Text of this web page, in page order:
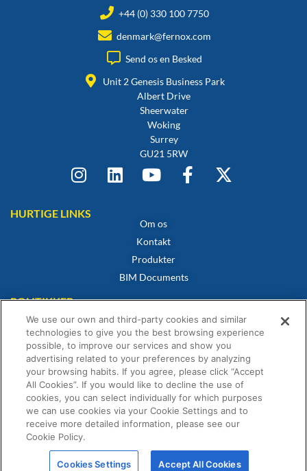
+44 (0) 330 100 7750
denmark@fernox.com
Send os en Besked
Unit 2 Genesis Business Park
Albert Drive
Sheerwater
Woking
Surrey
GU21 5RW
HURTIGE LINKS
Om os
Kontakt
Produkter
BIM Documents
POLITIKKER
Privatlivspolitik
Privatlivspolitik
Overensstemmelsescertifikat
Vilkår og betingelser for salg
Garantibevis
© Fernox er en del af Element Solutions Inc 2026. Alle rettigheder forbeholdes.
We use our own and third-party cookies and similar
technologies to give you the best browsing experience
possible, to improve our services and show you
advertising related to your preferences by analyzing
your browsing habits. If you agree, please click “Accept
All Cookies”. If you would like to decline the use of
cookies, you can select individually for which purposes
we can use cookies via your Cookie Settings and to
receive more detailed information, please see our
Cookie Policy.
Cookies Settings Accept All Cookies